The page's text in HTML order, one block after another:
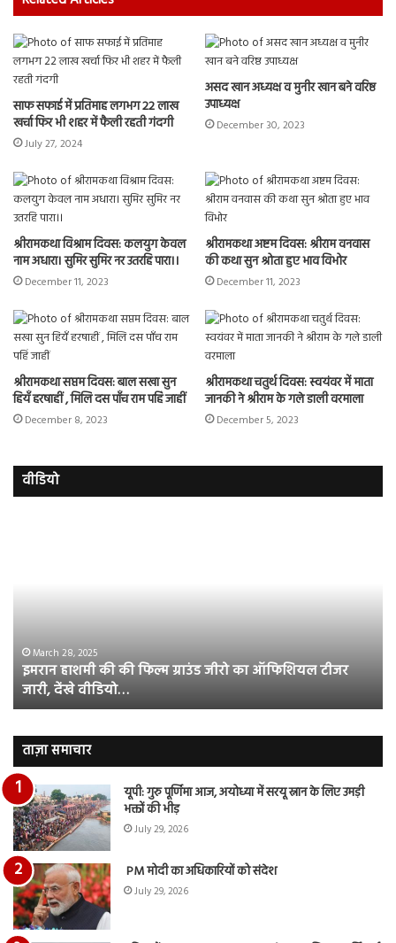
साफ सफाई में प्रतिमाह लगभग 22 लाख
खर्चा फिर भी शहर में फैली रहती गंदगी
July 27, 2024
असद खान अध्यक्ष व मुनीर खान बने वरिष्ठ
उपाध्यक्ष
December 30, 2023
श्रीरामकथा विश्राम दिवस: कलयुग केवल
नाम अधारा। सुमिर सुमिर नर उतरहि पारा।।
December 11, 2023
श्रीरामकथा अष्टम दिवस: श्रीराम वनवास
की कथा सुन श्रोता हुए भाव विभोर
December 11, 2023
श्रीरामकथा सप्तम दिवस: बाल सखा सुन
हियँ हरषाहीं , मिलि दस पाँच राम पहिं जाहीं
December 8, 2023
श्रीरामकथा चतुर्थ दिवस: स्वयंवर में माता
जानकी ने श्रीराम के गले डाली वरमाला
December 5, 2023
वीडियो
का
ऑफिशियल
टीजर
जारी,
वीडियो…
March 28, 2025
इमरान हाशमी की की फिल्म ग्राउंड जीरो का ऑफिशियल टीजर
जारी, देंखे वीडियो…
ताज़ा समाचार
यूपी: गुरु पूर्णिमा आज, अयोध्या में सरयू स्नान के लिए उमड़ी
भक्तों की भीड़
July 29, 2026
PM मोदी का अधिकारियों को संदेश
July 29, 2026